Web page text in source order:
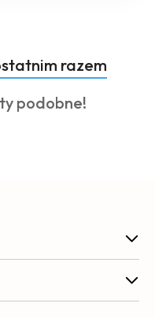
razem
podobne!